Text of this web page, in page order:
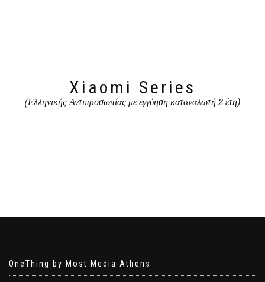
Xiaomi Series
(Ελληνικής Αντιπροσωπίας με εγγύηση καταναλωτή 2 έτη)
OneThing by Most Media Athens